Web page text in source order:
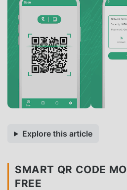
Explore this article
SMART QR CODE
FREE